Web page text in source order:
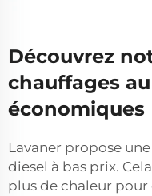
Découvrez
chauffages
économiques
Lavaner propose
diesel à bas prix.
plus de chaleur